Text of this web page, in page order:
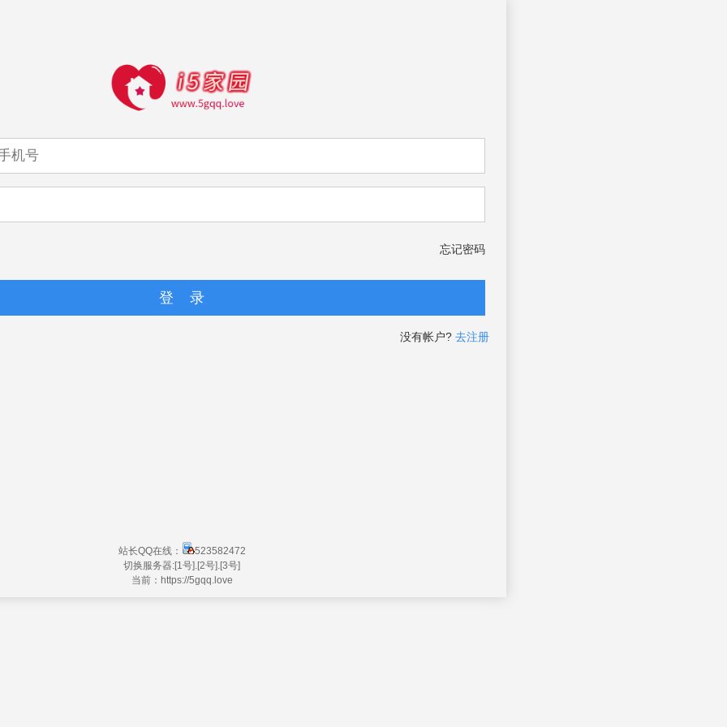
忘记密码
没有帐户? 去注册
站长QQ在线：
523582472
切换服务器:[1号] [2号] [3号]
当前：https://5gqq.love